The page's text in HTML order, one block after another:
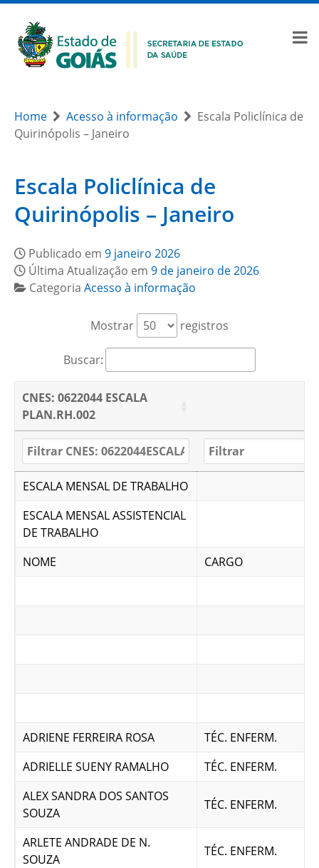
Home Acesso à informação
Escala Policlínica de
Quirinópolis – Janeiro
Escala Policlínica de
Quirinópolis – Janeiro
Publicado em 9 janeiro 2026
Última Atualização em 9 de janeiro de 2026
Categoria Acesso à informação
Mostrar registros
Buscar:
CNES: 0622044 ESCALA
PLAN.RH.002
ESCALA MENSAL DE TRABALHO
ESCALA MENSAL ASSISTENCIAL
DE TRABALHO
NOME
CARGO
ADRIENE FERREIRA ROSA
TÉC. ENFERM.
ADRIELLE SUENY RAMALHO
TÉC. ENFERM.
ALEX SANDRA DOS SANTOS
SOUZA
TÉC. ENFERM.
ARLETE ANDRADE DE N.
SOUZA
TÉC. ENFERM.